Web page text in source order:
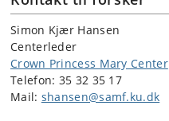
Simon Kjær Hansen
Centerleder
Crown Princess Mary Center
Telefon: 35 32 35 17
Mail: shansen@samf.ku.dk